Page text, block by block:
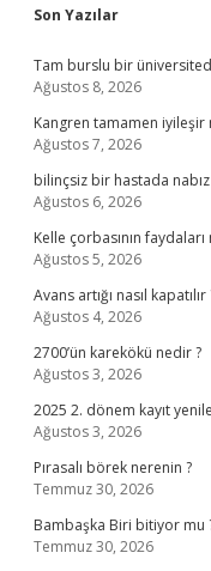
Sidebar
Son Yazılar
Tam burslu bir
Ağustos 8, 2026
Kangren tamamen iyileşir
Ağustos 7, 2026
bilinçsiz bir hastada nabız
Ağustos 6, 2026
Kelle çorbasının
Ağustos 5, 2026
Avans artığı nasıl kapatılır
Ağustos 4, 2026
2700’ün karekökü nedir ?
Ağustos 3, 2026
2025 2. dönem kayıt
Ağustos 3, 2026
Pırasalı börek nerenin ?
Temmuz 30, 2026
Bambaşka Biri bitiyor mu
Temmuz 30, 2026